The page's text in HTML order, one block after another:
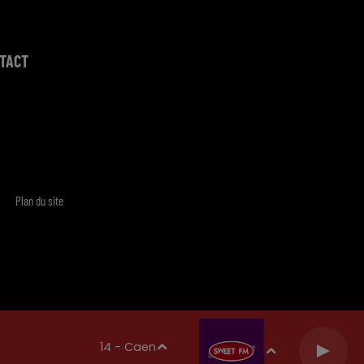
14 - Caen
Plan du site